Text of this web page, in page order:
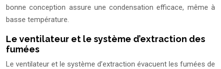
bonne conception assure une condensation efficace, même à
basse température.
Le ventilateur et le système d’extraction des
fumées
Le ventilateur et le système d’extraction évacuent les fumées de